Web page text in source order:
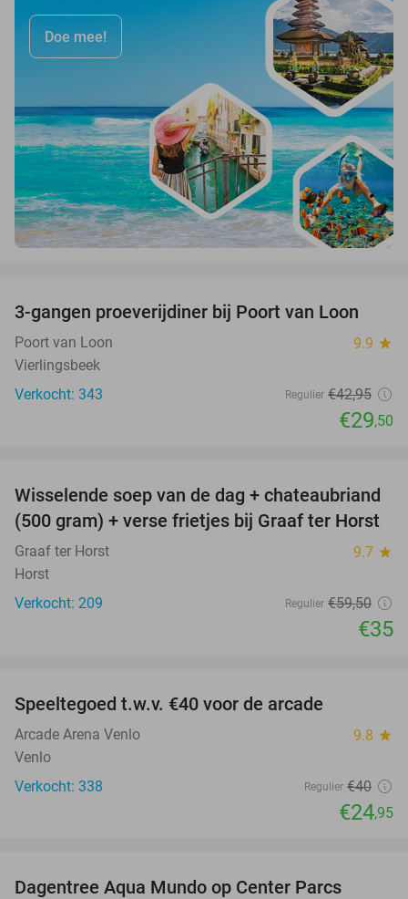
Doe mee!
31%
3-gangen proeverijdiner bij Poort van Loon
Poort van Loon 9.9 star
Vierlingsbeek
Verkocht: 343
Regulier €42,95
€29,50
41%
Wisselende soep van de dag + chateaubriand
(500 gram) + verse frietjes bij Graaf ter Horst
Graaf ter Horst 9.7 star
Horst
Verkocht: 209
Regulier €59,50
€35
Speeltegoed t.w.v. €40 voor de arcade
Arcade Arena Venlo 9.8 star
Venlo
Verkocht: 338
Regulier €40
€24,95
Dagentree Aqua Mundo op Center Parcs